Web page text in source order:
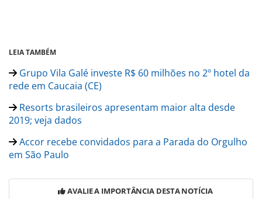
LEIA TAMBÉM
Grupo Vila Galé investe R$ 60 milhões no 2º hotel da
rede em Caucaia (CE)
Resorts brasileiros apresentam maior alta desde
2019; veja dados
Accor recebe convidados para a Parada do Orgulho
em São Paulo
AVALIE A IMPORTÂNCIA DESTA NOTÍCIA